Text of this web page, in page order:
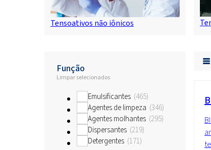
Tensoativos não iônicos
Função
Limpar selecionados
Emulsificantes 465
Agentes de limpeza 346
Agentes molhantes 295
Dispersantes 219
Detergentes 171